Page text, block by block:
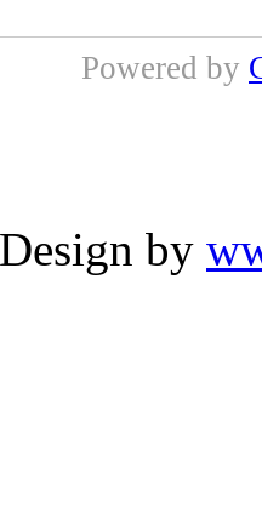
Powered by
by